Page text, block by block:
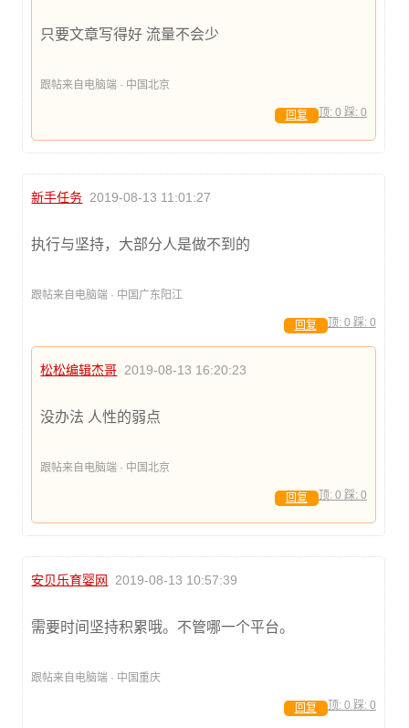
只要文章写得好 流量不会少
跟帖来自电脑端 · 中国北京
顶: 0 踩: 0
回复
新手任务 2019-08-13 11:01:27
执行与坚持，大部分人是做不到的
跟帖来自电脑端 · 中国广东阳江
顶: 0 踩: 0
回复
松松编辑杰哥 2019-08-13 16:20:23
没办法 人性的弱点
跟帖来自电脑端 · 中国北京
顶: 0 踩: 0
回复
安贝乐育婴网 2019-08-13 10:57:39
需要时间坚持积累哦。不管哪一个平台。
跟帖来自电脑端 · 中国重庆
顶: 0 踩: 0
回复